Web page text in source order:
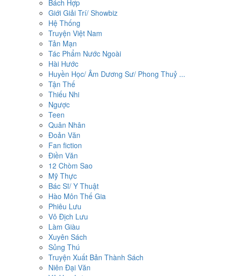
Bách Hợp
Giới Giải Trí/ Showbiz
Hệ Thống
Truyện Việt Nam
Tản Mạn
Tác Phẩm Nước Ngoài
Hài Hước
Huyền Học/ Âm Dương Sư/ Phong Thuỷ ...
Tận Thế
Thiếu Nhi
Ngược
Teen
Quân Nhân
Đoản Văn
Fan fiction
Điền Văn
12 Chòm Sao
Mỹ Thực
Bác Sĩ/ Y Thuật
Hào Môn Thế Gia
Phiêu Lưu
Vô Địch Lưu
Làm Giàu
Xuyên Sách
Sủng Thú
Truyện Xuất Bản Thành Sách
Niên Đại Văn